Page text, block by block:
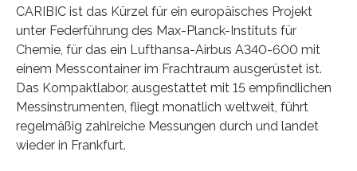
CARIBIC ist das Kürzel für ein europäisches Projekt
unter Federführung des Max-Planck-Instituts für
Chemie, für das ein Lufthansa-Airbus A340-600 mit
einem Messcontainer im Frachtraum ausgerüstet ist.
Das Kompaktlabor, ausgestattet mit 15 empfindlichen
Messinstrumenten, fliegt monatlich weltweit, führt
regelmäßig zahlreiche Messungen durch und landet
wieder in Frankfurt.